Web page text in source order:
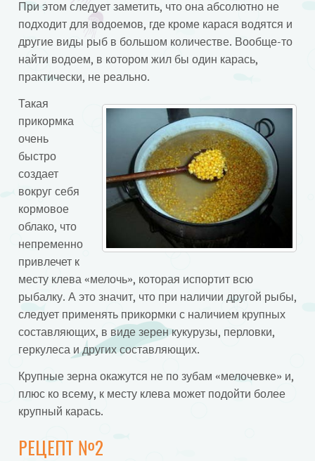
При этом следует заметить, что она абсолютно не
подходит для водоемов, где кроме карася водятся и
другие виды рыб в большом количестве. Вообще-то
найти водоем, в котором жил бы один карась,
практически, не реально.
Такая
прикормка
очень
быстро
создает
вокруг себя
кормовое
облако, что
непременно
привлечет к
месту клева «мелочь», которая испортит всю
рыбалку. А это значит, что при наличии другой рыбы,
следует применять прикормки с наличием крупных
составляющих, в виде зерен кукурузы, перловки,
геркулеса и других составляющих.
Крупные зерна окажутся не по зубам «мелочевке» и,
плюс ко всему, к месту клева может подойти более
крупный карась.
РЕЦЕПТ №2